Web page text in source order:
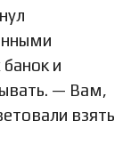
и
— Вам,
взять